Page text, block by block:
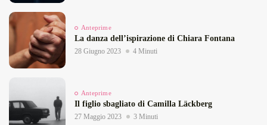
Anteprime
La danza dell’ispirazione di Chiara Fontana
28 Giugno 2023 4 Minuti
Anteprime
Il figlio sbagliato di Camilla Läckberg
27 Maggio 2023 3 Minuti